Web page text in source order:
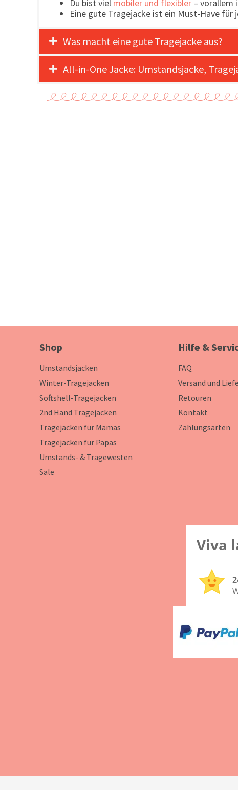
Du bist viel mobiler und flexibler – vorallem
Eine gute Tragejacke ist ein Must-Have für
Was macht eine gute Tragejacke aus?
All-in-One Jacke: Umstandsjacke,
Shop
Umstandsjacken
Winter-Tragejacken
Softshell-Tragejacken
2nd Hand Tragejacken
Tragejacken für Mamas
Tragejacken für Papas
Umstands- & Tragewesten
Sale
Hilfe &
FAQ
Versand und
Retouren
Kontakt
Zahlungsarten
Viva